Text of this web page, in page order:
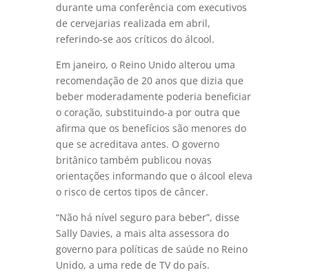
durante uma conferência com executivos
de cervejarias realizada em abril,
referindo-se aos críticos do álcool.
Em janeiro, o Reino Unido alterou uma
recomendação de 20 anos que dizia que
beber moderadamente poderia beneficiar
o coração, substituindo-a por outra que
afirma que os benefícios são menores do
que se acreditava antes. O governo
britânico também publicou novas
orientações informando que o álcool eleva
o risco de certos tipos de câncer.
“Não há nível seguro para beber”, disse
Sally Davies, a mais alta assessora do
governo para políticas de saúde no Reino
Unido, a uma rede de TV do país.